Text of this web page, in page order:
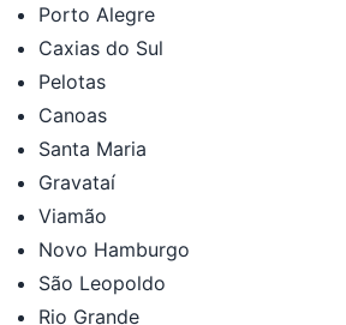
Porto Alegre
Caxias do Sul
Pelotas
Canoas
Santa Maria
Gravataí
Viamão
Novo Hamburgo
São Leopoldo
Rio Grande